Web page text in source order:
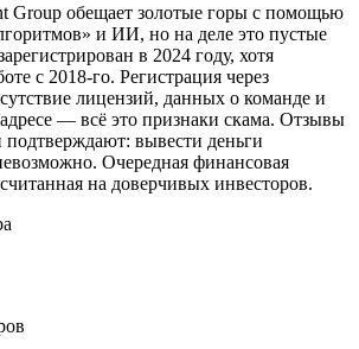
Group обещает золотые горы с помощью
и ИИ, но на деле это пустые
в 2024 году, хотя
с 2018-го. Регистрация через
лицензий, данных о команде и
— всё это признаки скама. Отзывы
подтверждают: вывести деньги
Очередная финансовая
на доверчивых инвесторов.